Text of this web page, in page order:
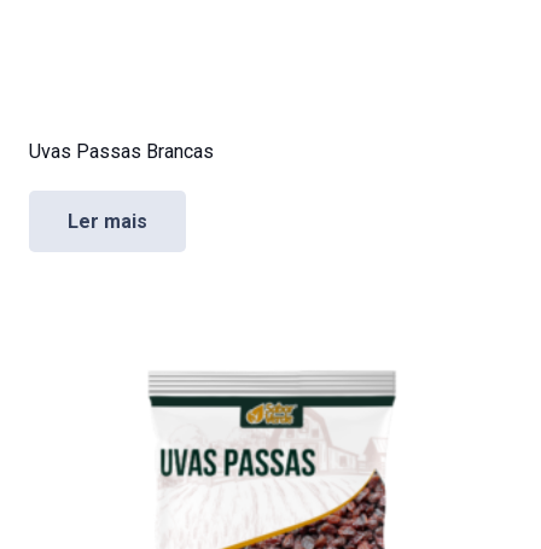
Uvas Passas Brancas
Ler mais